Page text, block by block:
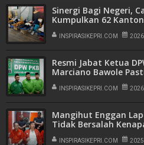
Sinergi Bagi Negeri,
Kumpulkan 62
INSPIRASIKEPRI.COM
Resmi Jabat Ketua
Marciano Bawole
Nyata Bagi
INSPIRASIKEPRI.COM
Mangihut Enggan
Tidak Bersalah
Laporan
INSPIRASIKEPRI.COM